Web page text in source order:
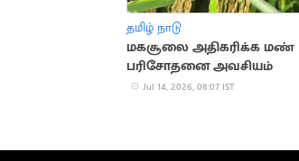
தமிழ் நாடு
மகசூலை அதிகரிக்க மண்
பரிசோதனை அவசியம்
Jul 14, 2026, 08:07 IST